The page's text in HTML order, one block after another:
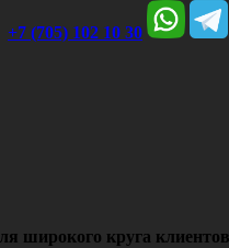
+7 (705) 102 10 30
широкого круга